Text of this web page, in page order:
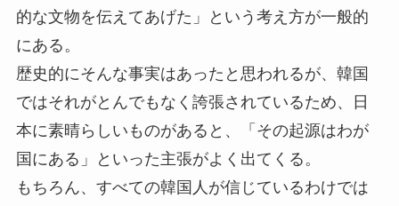
的な文物を伝えてあげた」という考え方が一般的
にある。
歴史的にそんな事実はあったと思われるが、韓国
ではそれがとんでもなく誇張されているため、日
本に素晴らしいものがあると、「その起源はわが
国にある」といった主張がよく出てくる。
もちろん、すべての韓国人が信じているわけでは